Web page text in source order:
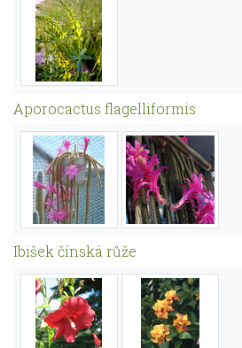
Aporocactus flagelliformis
Ibišek čínská růže